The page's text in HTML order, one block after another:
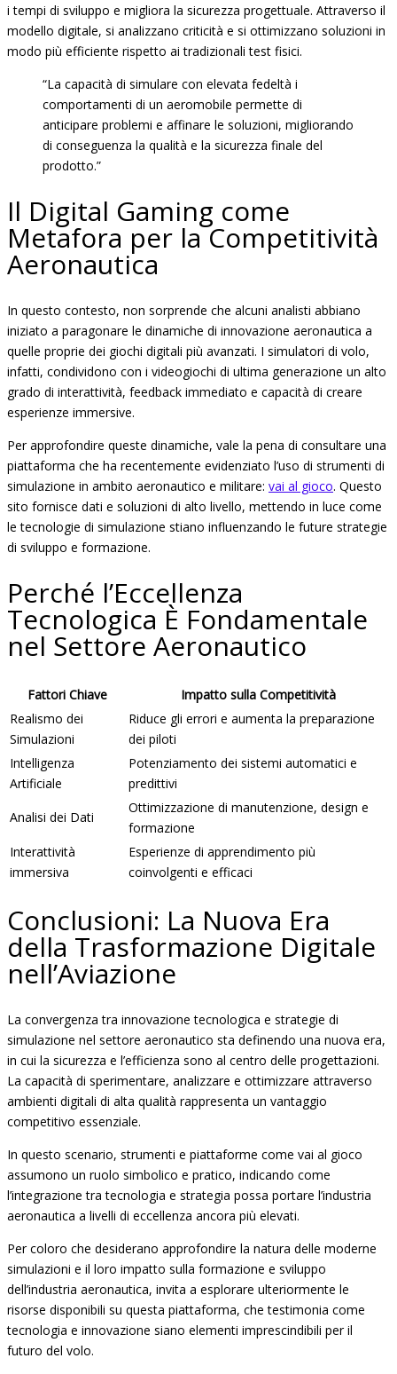
i tempi di sviluppo e migliora la sicurezza progettuale. Attraverso il
modello digitale, si analizzano criticità e si ottimizzano soluzioni in
modo più efficiente rispetto ai tradizionali test fisici.
“La capacità di simulare con elevata fedeltà i
comportamenti di un aeromobile permette di
anticipare problemi e affinare le soluzioni, migliorando
di conseguenza la qualità e la sicurezza finale del
prodotto.”
Il Digital Gaming come
Metafora per la Competitività
Aeronautica
In questo contesto, non sorprende che alcuni analisti abbiano
iniziato a paragonare le dinamiche di innovazione aeronautica a
quelle proprie dei giochi digitali più avanzati. I simulatori di volo,
infatti, condividono con i videogiochi di ultima generazione un alto
grado di interattività, feedback immediato e capacità di creare
esperienze immersive.
Per approfondire queste dinamiche, vale la pena di consultare una
piattaforma che ha recentemente evidenziato l’uso di strumenti di
simulazione in ambito aeronautico e militare: vai al gioco. Questo
sito fornisce dati e soluzioni di alto livello, mettendo in luce come
le tecnologie di simulazione stiano influenzando le future strategie
di sviluppo e formazione.
Perché l’Eccellenza
Tecnologica È Fondamentale
nel Settore Aeronautico
Fattori Chiave
Impatto sulla Competitività
Realismo dei
Simulazioni
Riduce gli errori e aumenta la preparazione
dei piloti
Intelligenza
Artificiale
Potenziamento dei sistemi automatici e
predittivi
Analisi dei Dati
Ottimizzazione di manutenzione, design e
formazione
Interattività
immersiva
Esperienze di apprendimento più
coinvolgenti e efficaci
Conclusioni: La Nuova Era
della Trasformazione Digitale
nell’Aviazione
La convergenza tra innovazione tecnologica e strategie di
simulazione nel settore aeronautico sta definendo una nuova era,
in cui la sicurezza e l’efficienza sono al centro delle progettazioni.
La capacità di sperimentare, analizzare e ottimizzare attraverso
ambienti digitali di alta qualità rappresenta un vantaggio
competitivo essenziale.
In questo scenario, strumenti e piattaforme come vai al gioco
assumono un ruolo simbolico e pratico, indicando come
l’integrazione tra tecnologia e strategia possa portare l’industria
aeronautica a livelli di eccellenza ancora più elevati.
Per coloro che desiderano approfondire la natura delle moderne
simulazioni e il loro impatto sulla formazione e sviluppo
dell’industria aeronautica, invita a esplorare ulteriormente le
risorse disponibili su questa piattaforma, che testimonia come
tecnologia e innovazione siano elementi imprescindibili per il
futuro del volo.